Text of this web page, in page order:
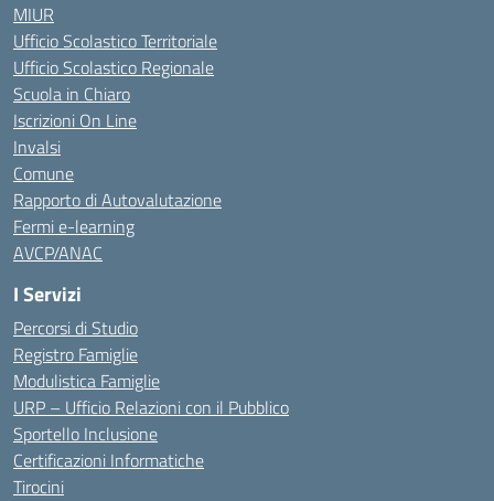
MIUR
Ufficio Scolastico Territoriale
Ufficio Scolastico Regionale
Scuola in Chiaro
Iscrizioni On Line
Invalsi
Comune
Rapporto di Autovalutazione
Fermi e-learning
AVCP/ANAC
I Servizi
Percorsi di Studio
Registro Famiglie
Modulistica Famiglie
URP – Ufficio Relazioni con il Pubblico
Sportello Inclusione
Certificazioni Informatiche
Tirocini